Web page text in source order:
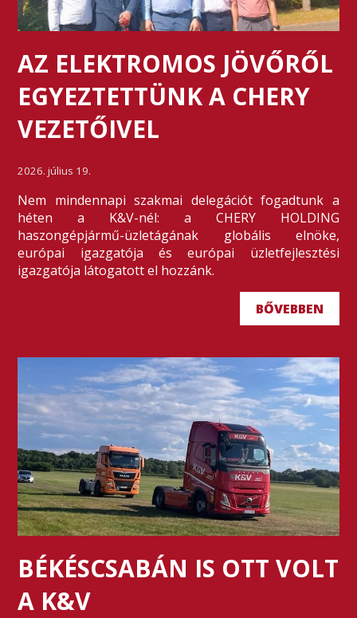
AZ ELEKTROMOS JÖVŐRŐL
EGYEZTETTÜNK A CHERY
VEZETŐIVEL
2026. július 19.
Nem mindennapi szakmai delegációt fogadtunk a
héten a K&V-nél: a CHERY HOLDING
haszongépjármű-üzletágának globális elnöke,
európai igazgatója és európai üzletfejlesztési
igazgatója látogatott el hozzánk.
BŐVEBBEN
BÉKÉSCSABÁN IS OTT VOLT
A K&V